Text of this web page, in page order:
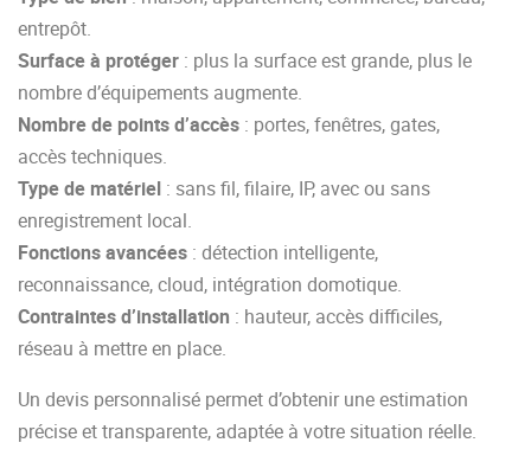
entrepôt.
Surface à protéger : plus la surface est grande, plus le
nombre d’équipements augmente.
Nombre de points d’accès : portes, fenêtres, gates,
accès techniques.
Type de matériel : sans fil, filaire, IP, avec ou sans
enregistrement local.
Fonctions avancées : détection intelligente,
reconnaissance, cloud, intégration domotique.
Contraintes d’installation : hauteur, accès difficiles,
réseau à mettre en place.
Un devis personnalisé permet d’obtenir une estimation
précise et transparente, adaptée à votre situation réelle.